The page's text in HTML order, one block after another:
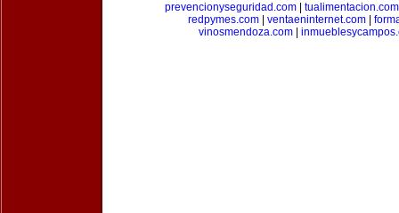
prevencionyseguridad.com
tualimentacion.com
redpymes.com
ventaeninternet.com
vinosmendoza.com|